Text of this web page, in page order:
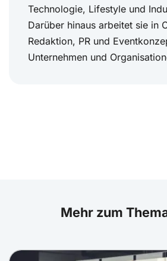
Technologie, Lifestyle und
Darüber hinaus arbeitet sie in
Redaktion, PR und
Unternehmen und
Mehr zum